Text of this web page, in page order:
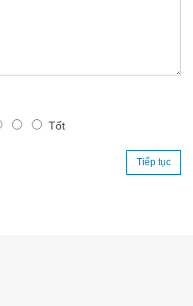
Tốt
Tiếp tục